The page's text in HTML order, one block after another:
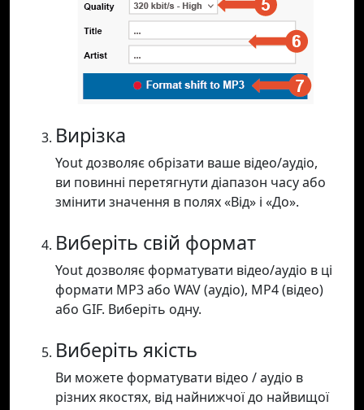
Вирізка
Yout дозволяє обрізати ваше відео/аудіо,
ви повинні перетягнути діапазон часу або
змінити значення в полях «Від» і «До».
Виберіть свій формат
Yout дозволяє форматувати відео/аудіо в ці
формати MP3 або WAV (аудіо), MP4 (відео)
або GIF. Виберіть одну.
Виберіть якість
Ви можете форматувати відео / аудіо в
різних якостях, від найнижчої до найвищої